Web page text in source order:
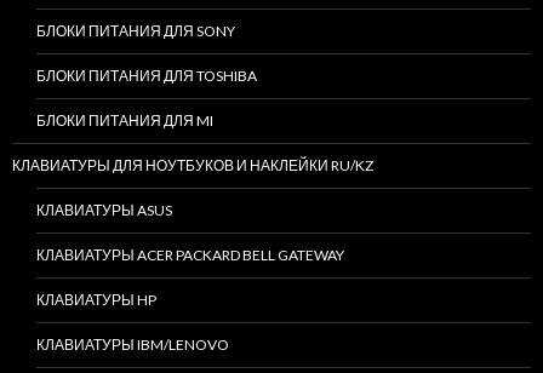
БЛОКИ ПИТАНИЯ ДЛЯ SONY
БЛОКИ ПИТАНИЯ ДЛЯ TOSHIBA
БЛОКИ ПИТАНИЯ ДЛЯ MI
КЛАВИАТУРЫ ДЛЯ НОУТБУКОВ И НАКЛЕЙКИ RU/KZ
КЛАВИАТУРЫ ASUS
КЛАВИАТУРЫ ACER PACKARD BELL GATEWAY
КЛАВИАТУРЫ HP
КЛАВИАТУРЫ IBM/LENOVO